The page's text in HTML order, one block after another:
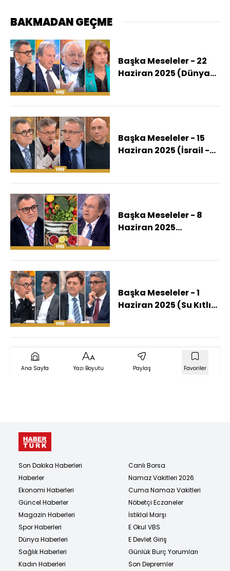
BAKMADAN GEÇME
Başka Meseleler - 22
Haziran 2025 (Dünya
Başka Meseleler - 15
Haziran 2025 (İsrail -
Etkileyecek?)
Başka Meseleler - 8
Haziran 2025
Başka Meseleler - 1
Haziran 2025 (Su Kıtlığı
Ana Sayfa Yazı Boyutu Paylaş Favoriler
Son Dakika Haberleri
Haberler
Ekonomi Haberleri
Güncel Haberler
Magazin Haberleri
Spor Haberleri
Dünya Haberleri
Sağlık Haberleri
Kadın Haberleri
Canlı Borsa
Namaz Vakitleri 2026
Cuma Namazı Vakitleri
Nöbetçi Eczaneler
İstiklal Marşı
E Okul VBS
E Devlet Giriş
Günlük Burç Yorumları
Son Depremler